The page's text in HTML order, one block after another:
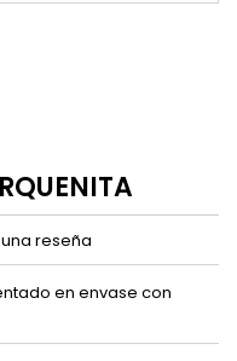
reseña
en envase con